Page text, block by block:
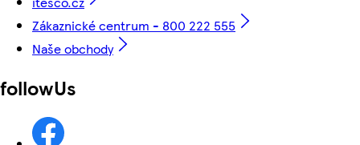
Zákaznické centrum - 800 222 555
Naše obchody
followUs